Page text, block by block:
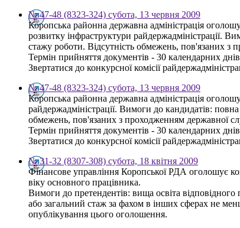
№ 47-48 (8323-324) субота, 13 червня 2009
Коропська районна державна адміністрація
розвитку інфраструктури райдержадміністрації.
стажу роботи. Відсутність обмежень, пов'язаних з
Термін прийняття документів - 30 календарних
Звертатися до конкурсної комісії
№ 47-48 (8323-324) субота, 13 червня 2009
Коропська районна державна адміністрація
райдержадміністрації. Вимоги до кандидатів:
обмежень, пов'язаних з проходженням державної
Термін прийняття документів - 30 календарних
Звертатися до конкурсної комісії
№ 31-32 (8307-308) субота, 18 квітня 2009
Фінансове управління Коропської РДА оголошує
віку основного працівника.
Вимоги до претендентів: вища освіта
або загальний стаж за фахом в інших сферах не
опублікування цього оголошення.